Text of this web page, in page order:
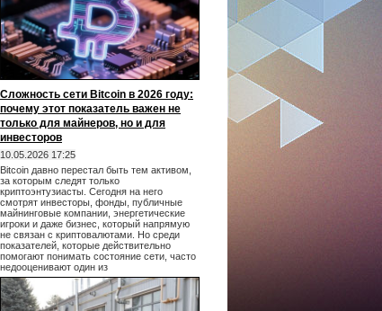
Сложность сети Bitcoin в 2026 году:
почему этот показатель важен не
только для майнеров, но и для
инвесторов
10.05.2026 17:25
Bitcoin давно перестал быть тем активом,
за которым следят только
криптоэнтузиасты. Сегодня на него
смотрят инвесторы, фонды, публичные
майнинговые компании, энергетические
игроки и даже бизнес, который напрямую
не связан с криптовалютами. Но среди
показателей, которые действительно
помогают понимать состояние сети, часто
недооценивают один из